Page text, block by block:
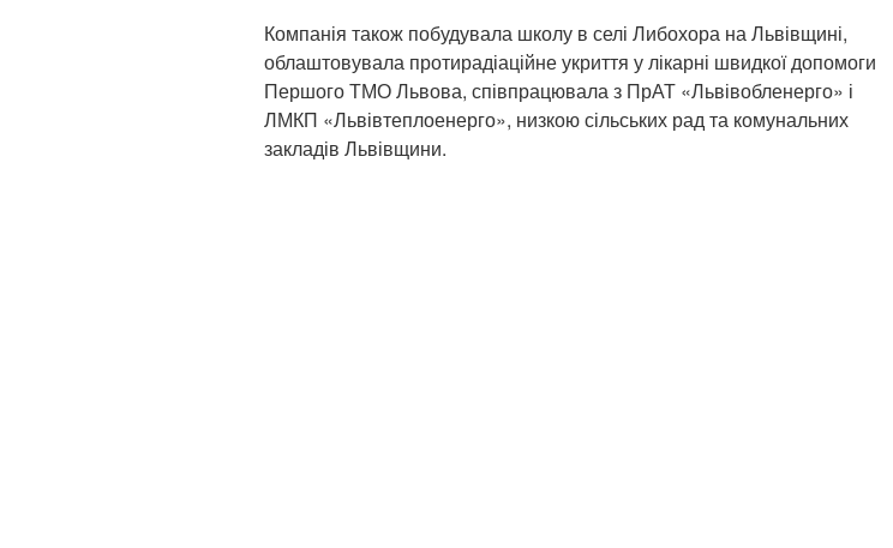
Компанія також побудувала школу в селі Либохора на Львівщині,
облаштовувала протирадіаційне укриття у лікарні швидкої допомоги
Першого ТМО Львова, співпрацювала з ПрАТ «Львівобленерго» і
ЛМКП «Львівтеплоенерго», низкою сільських рад та комунальних
закладів Львівщини.